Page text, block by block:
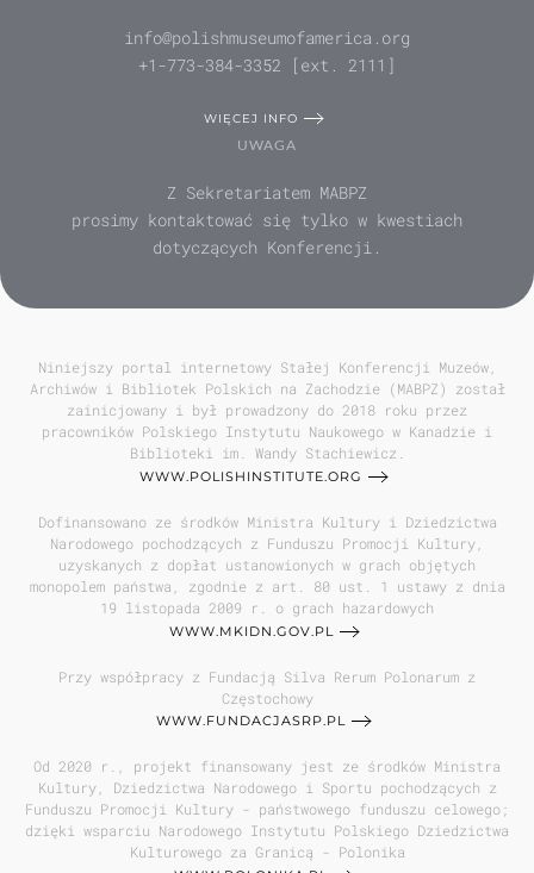
info@polishmuseumofamerica.org
+1-773-384-3352 [ext. 2111]
WIĘCEJ INFO
UWAGA
Z Sekretariatem MABPZ
prosimy kontaktować się tylko w kwestiach
dotyczących Konferencji.
Niniejszy portal internetowy Stałej Konferencji Muzeów,
Archiwów i Bibliotek Polskich na Zachodzie (MABPZ) został
zainicjowany i był prowadzony do 2018 roku przez
pracowników Polskiego Instytutu Naukowego w Kanadzie i
Biblioteki im. Wandy Stachiewicz.
WWW.POLISHINSTITUTE.ORG
Dofinansowano ze środków Ministra Kultury i Dziedzictwa
Narodowego pochodzących z Funduszu Promocji Kultury,
uzyskanych z dopłat ustanowionych w grach objętych
monopolem państwa, zgodnie z art. 80 ust. 1 ustawy z dnia
19 listopada 2009 r. o grach hazardowych
WWW.MKIDN.GOV.PL
Przy współpracy z Fundacją Silva Rerum Polonarum z
Częstochowy
WWW.FUNDACJASRP.PL
Od 2020 r., projekt finansowany jest ze środków Ministra
Kultury, Dziedzictwa Narodowego i Sportu pochodzących z
Funduszu Promocji Kultury - państwowego funduszu celowego;
dzięki wsparciu Narodowego Instytutu Polskiego Dziedzictwa
Kulturowego za Granicą - Polonika